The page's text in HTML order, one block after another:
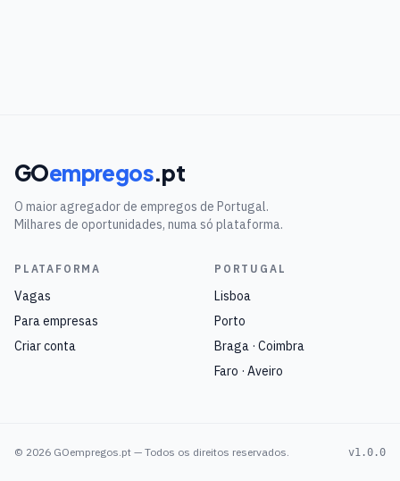
GOempregos.pt
O maior agregador de empregos de Portugal.
Milhares de oportunidades, numa só plataforma.
PLATAFORMA
Vagas
Para empresas
Criar conta
PORTUGAL
Lisboa
Porto
Braga · Coimbra
Faro · Aveiro
© 2026 GOempregos.pt — Todos os direitos reservados. v1.0.0